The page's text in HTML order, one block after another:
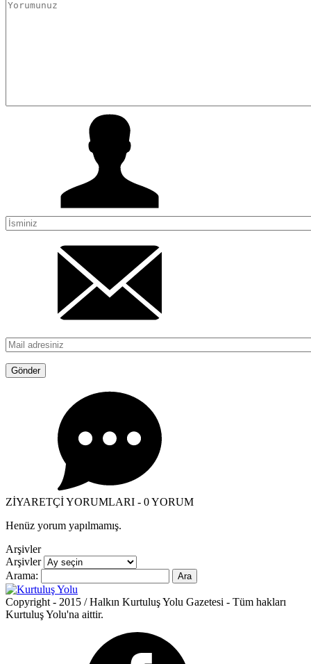
ZİYARETÇİ YORUMLARI - 0 YORUM
Henüz yorum yapılmamış.
Arşivler
Arşivler
Arama:
Copyright - 2015 / Halkın Kurtuluş Yolu Gazetesi - Tüm hakları
Kurtuluş Yolu'na aittir.